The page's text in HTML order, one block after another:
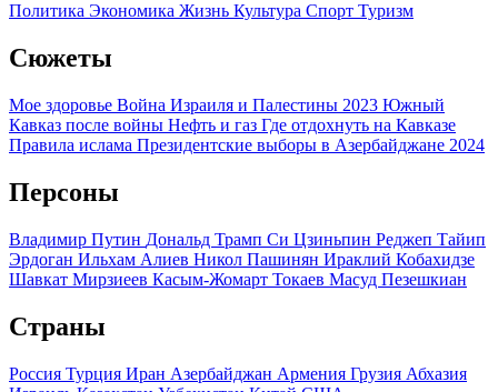
Политика Экономика Жизнь Культура Спорт Туризм
Сюжеты
Мое здоровье Война Израиля и Палестины 2023 Южный
Кавказ после войны Нефть и газ Где отдохнуть на Кавказе
Правила ислама Президентские выборы в Азербайджане 2024
Персоны
Владимир Путин Дональд Трамп Си Цзиньпин Реджеп Тайип
Эрдоган Ильхам Алиев Никол Пашинян Ираклий Кобахидзе
Шавкат Мирзиеев Касым-Жомарт Токаев Масуд Пезешкиан
Страны
Россия Турция Иран Азербайджан Армения Грузия Абхазия